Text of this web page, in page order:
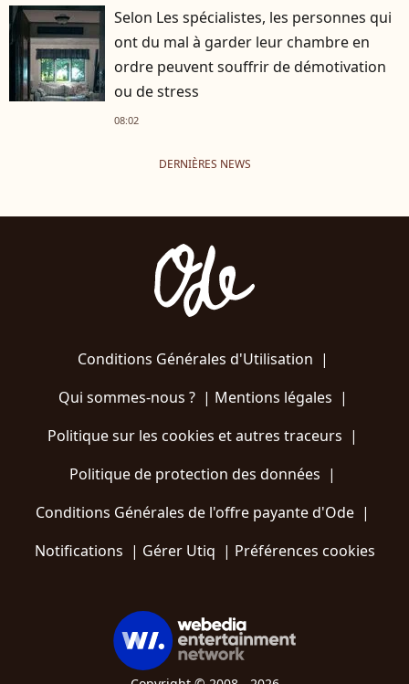
Selon Les spécialistes, les personnes qui
ont du mal à garder leur chambre en
ordre peuvent souffrir de démotivation
ou de stress
08:02
DERNIÈRES NEWS
Conditions Générales d'Utilisation |
Qui sommes-nous ?| Mentions légales |
Politique sur les cookies et autres traceurs |
Politique de protection des données |
Conditions Générales de l'offre payante d'Ode |
Notifications | Gérer Utiq | Préférences cookies